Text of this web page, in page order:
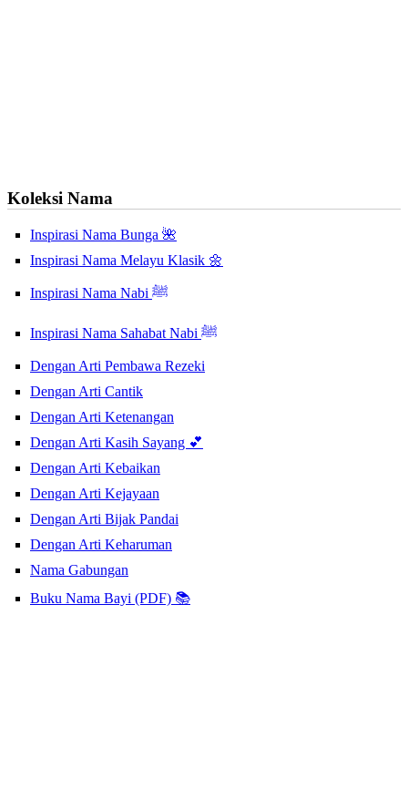
Koleksi Nama
Inspirasi Nama Bunga 🌺
Inspirasi Nama Melayu Klasik 🌼
Inspirasi Nama Nabi ﷺ
Inspirasi Nama Sahabat Nabi ﷺ
Dengan Arti Pembawa Rezeki
Dengan Arti Cantik
Dengan Arti Ketenangan
Dengan Arti Kasih Sayang 💕
Dengan Arti Kebaikan
Dengan Arti Kejayaan
Dengan Arti Bijak Pandai
Dengan Arti Keharuman
Nama Gabungan
Buku Nama Bayi (PDF) 📚